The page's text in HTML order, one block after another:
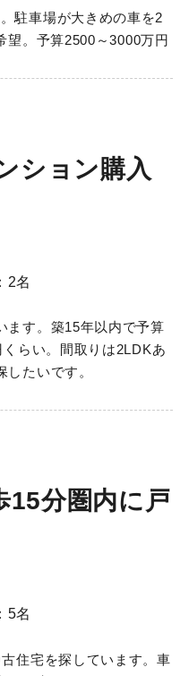
駐車場が大きめの車を2
望。予算2500～3000万円
ション購入
2名
ます。築15年以内で予算
らい。間取りは2LDKあ
たいです。
15分圏内に戸
5名
住宅を探しています。車